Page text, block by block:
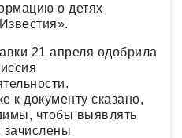
о детях
21 апреля одобрила
к документу сказано,
чтобы выявлять
зачислены